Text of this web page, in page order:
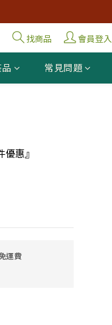
找商品 會員登入
常見問題
惠』
運費